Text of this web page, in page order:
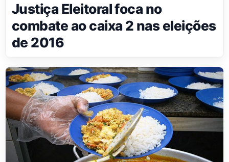
Justiça Eleitoral foca no
combate ao caixa 2 nas eleições
de 2016